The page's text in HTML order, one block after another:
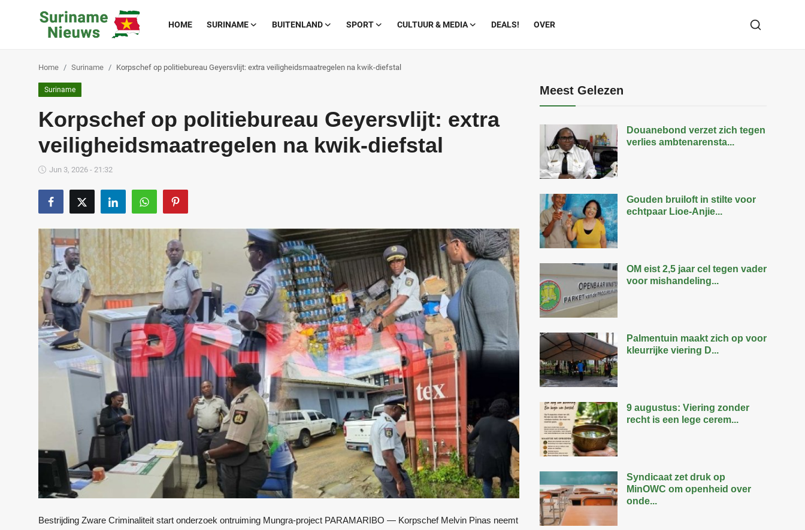
HOME SURINAME BUITENLAND SPORT CULTUUR & MEDIA DEALS! OVER
Buitenland
Home Suriname Korpschef op politiebureau Geyersvlijt: extra veiligheidsmaatregelen na kwik-diefstal
Suriname
Korpschef op politiebureau Geyersvlijt: extra
veiligheidsmaatregelen na kwik-diefstal
Jun 3, 2026 - 21:32
Bestrijding Zware Criminaliteit start onderzoek ontruiming Mungra-project PARAMARIBO — Korpschef Melvin Pinas neemt
Meest Gelezen
Douanebond verzet zich tegen
verlies ambtenarensta...
Gouden bruiloft in stilte voor
echtpaar Lioe-Anjie...
OM eist 2,5 jaar cel tegen vader
voor mishandeling...
Palmentuin maakt zich op voor
kleurrijke viering D...
9 augustus: Viering zonder
recht is een lege cerem...
Syndicaat zet druk op
MinOWC om openheid over
onde...